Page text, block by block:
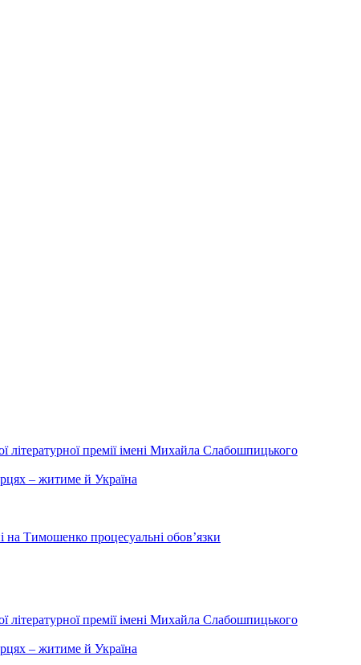
премії імені Михайла Слабошпицького
– житиме й Україна
Тимошенко процесуальні обов’язки
премії імені Михайла Слабошпицького
– житиме й Україна